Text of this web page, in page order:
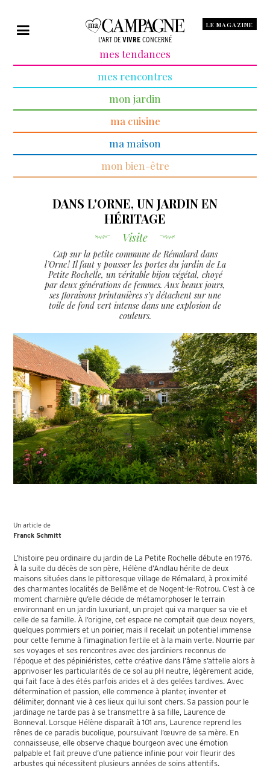
L'ART DE VIVRE CONCERNÉ
LE MAGAZINE
mes tendances
mes rencontres
mon jardin
ma cuisine
ma maison
mon bien-être
DANS L'ORNE, UN JARDIN EN
HÉRITAGE
Visite
Cap sur la petite commune de Rémalard dans
l’Orne ! Il faut y pousser les portes du jardin de La
Petite Rochelle, un véritable bijou végétal, choyé
par deux générations de femmes. Aux beaux jours,
ses floraisons printanières s’y détachent sur une
toile de fond vert intense dans une explosion de
couleurs.
Un article de
Franck Schmitt
L’histoire peu ordinaire du jardin de La Petite Rochelle débute en 1976.
À la suite du décès de son père, Hélène d’Andlau hérite de deux
maisons situées dans le pittoresque village de Rémalard, à proximité
des charmantes localités de Bellême et de Nogent-le-Rotrou. C’est à ce
moment charnière qu’elle décide de métamorphoser le terrain
environnant en un jardin luxuriant, un projet qui va marquer sa vie et
celle de sa famille. À l’origine, cet espace ne comptait que deux noyers,
quelques pommiers et un poirier, mais il recelait un potentiel immense
pour cette femme à l’imagination fertile et à la main verte. Nourrie par
ses voyages et ses rencontres avec des jardiniers reconnus de
l’époque et des pépiniéristes, cette créative dans l’âme s’attelle alors à
apprivoiser les particularités de ce sol au pH neutre, légèrement acide,
qui fait face à des étés parfois arides et à des gelées tardives. Avec
détermination et passion, elle commence à planter, inventer et
délimiter, donnant vie à ces lieux qui lui sont chers. Sa passion pour le
jardinage ne tarde pas à se transmettre à sa fille, Laurence de
Bonneval. Lorsque Hélène disparaît à 101 ans, Laurence reprend les
rênes de ce paradis bucolique, poursuivant l’œuvre de sa mère. En
connaisseuse, elle observe chaque bourgeon avec une émotion
palpable et fait preuve d’une patience infinie pour voir fleurir des
arbustes qui nécessitent plusieurs années de soins attentifs.